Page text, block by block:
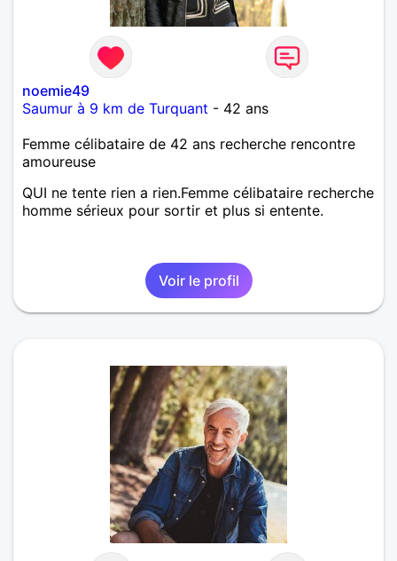
noemie49
Saumur à 9 km de Turquant - 42 ans
Femme célibataire de 42 ans recherche rencontre
amoureuse
QUI ne tente rien a rien.Femme célibataire recherche
homme sérieux pour sortir et plus si entente.
Voir le profil